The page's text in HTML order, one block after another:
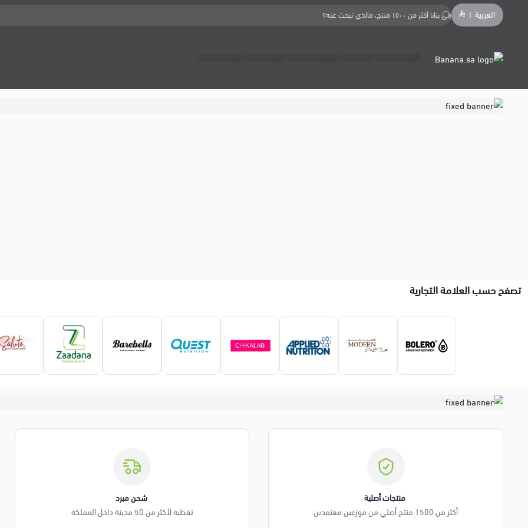
العربية |
Banana.sa
تصفح حسب العلامة التجارية
️ منتجات أصلية
أكثر من 1500 منتج أصلي من موزعين معتمدين
️ شحن مبرد
تغطية لأكثر من 50 مدينة داخل المملكة